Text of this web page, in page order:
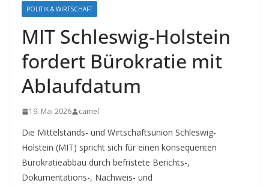
POLITIK & WIRTSCHAFT
MIT Schleswig-Holstein
fordert Bürokratie mit
Ablaufdatum
19. Mai 2026 camel
Die Mittelstands- und Wirtschaftsunion Schleswig-
Holstein (MIT) spricht sich für einen konsequenten
Bürokratieabbau durch befristete Berichts-,
Dokumentations-, Nachweis- und